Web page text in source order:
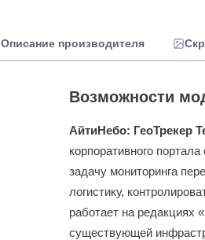
Описание производителя
Возможности
АйтиНебо: ГеоТрекер
корпоративного
задачу мониторинга
логистику,
работает на редакциях
существующей